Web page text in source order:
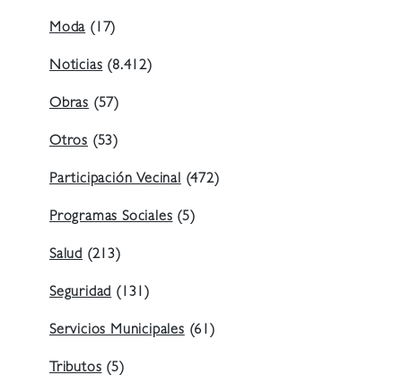
Moda (17)
Noticias (8.412)
Obras (57)
Otros (53)
Participación Vecinal (472)
Programas Sociales (5)
Salud (213)
Seguridad (131)
Servicios Municipales (61)
Tributos (5)